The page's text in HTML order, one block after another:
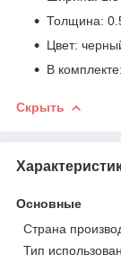
Толщина:
Цвет:
В
Скрыть
Основные
Страна
Тип